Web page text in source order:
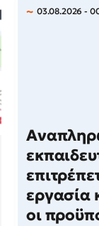
03.08.2026 -
εργασία
οι